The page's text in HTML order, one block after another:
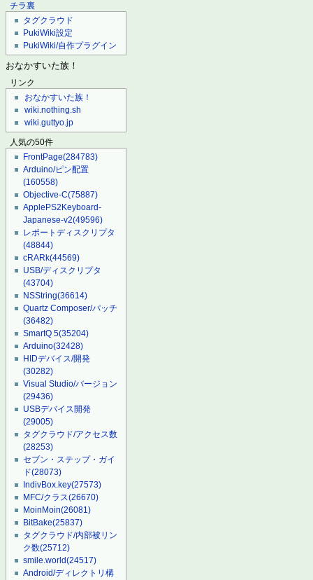
チラ裏
タグクラウド
PukiWiki設定
PukiWiki/自作プラグイン
おなかすいた族！
リンク
おなかすいた族！
wiki.nothing.sh
wiki.guttyo.jp
人気の50件
FrontPage(284783)
Arduino/ピン配置
(160558)
Objective-C(75887)
ApplePS2Keyboard-
Japanese-v2(49596)
レポートディスクリプタ
(48844)
cRARk(44569)
USB/ディスクリプタ
(43704)
NSString(36614)
Quartz Composer/パッチ
(36482)
SmartQ 5(35204)
Arduino(32428)
HIDデバイス/開発
(30282)
Visual Studio/バージョン
(29436)
USBデバイス開発
(29005)
タグクラウド/アクセス数
(28253)
セブン・ステップ・ガイ
ド(28073)
IndivBox.key(27573)
MFC/クラス(26670)
MoinMoin(26081)
BitBake(25837)
タグクラウド/内部被リン
ク数(25712)
smile.world(24517)
Android/ディレクトリ構